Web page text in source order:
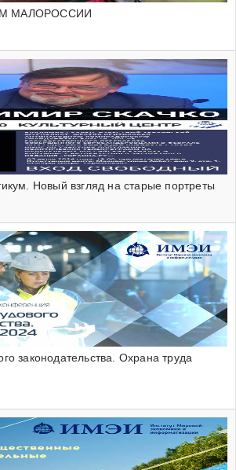
МАЛОРОССИИ
Новый взгляд на старые портреты
законодательства. Охрана труда